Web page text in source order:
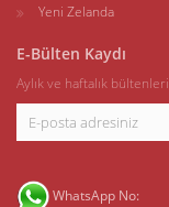
Yeni Zelanda
E-Bülten Kaydı
Aylık ve haftalık
WhatsApp No: